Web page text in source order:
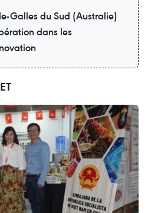
Galles du Sud (Australie)
dans les